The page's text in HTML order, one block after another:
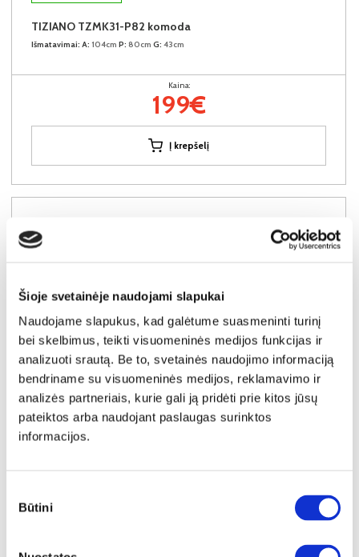
Šioje svetainėje naudojami slapukai
Naudojame slapukus, kad galėtume suasmeninti turinį
bei skelbimus, teikti visuomeninės medijos funkcijas ir
analizuoti srautą. Be to, svetainės naudojimo informaciją
bendriname su visuomeninės medijos, reklamavimo ir
analizės partneriais, kurie gali ją pridėti prie kitos jūsų
pateiktos arba naudojant paslaugas surinktos
informacijos.
pasirinkimas
Būtini
TIZIANO TZMK31-P82 komoda
Išmatavimai: A: 104cm P: 80cm G: 43cm
Kaina:
199€
Į krepšelį
YRA SANDĖLYJE